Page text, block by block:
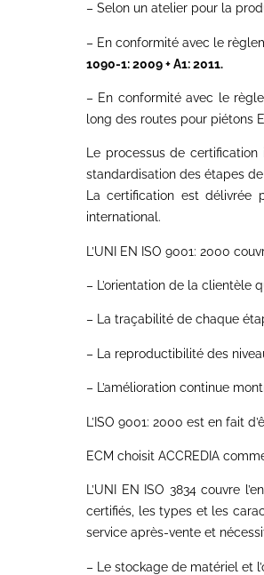
– Selon un atelier pour la
– En conformité avec le
1090-1: 2009 + A1: 2011.
– En conformité avec le
long des routes pour piétons
Le processus de
standardisation des étapes
La certification est délivrée
international.
L’UNI EN ISO 9001: 2000
– L’orientation de la clientèle
– La traçabilité de chaque
– La reproductibilité des
– L’amélioration continue
L’ISO 9001: 2000 est en fait
ECM choisit ACCREDIA
L’UNI EN ISO 3834 couvre
certifiés, les types et les
service après-vente et
– Le stockage de matériel et